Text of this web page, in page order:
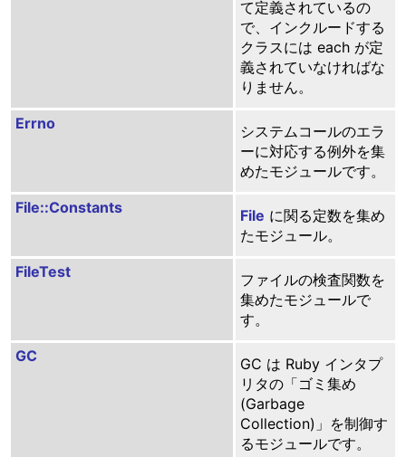
て定義されているの
で、インクルードする
クラスには each が定
義されていなければな
りません。
Errno
システムコールのエラ
ーに対応する例外を集
めたモジュールです。
File::Constants File に関る定数を集め
たモジュール。
FileTest
ファイルの検査関数を
集めたモジュールで
す。
GC
GC は Ruby インタプ
リタの「ゴミ集め
(Garbage
Collection)」を制御す
るモジュールです。